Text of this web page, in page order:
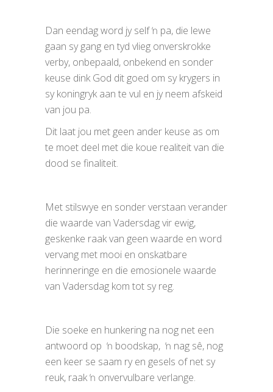
Dan eendag word jy self ŉ pa, die lewe
gaan sy gang en tyd vlieg onverskrokke
verby, onbepaald, onbekend en sonder
keuse dink God dit goed om sy krygers in
sy koningryk aan te vul en jy neem afskeid
van jou pa.
Dit laat jou met geen ander keuse as om
te moet deel met die koue realiteit van die
dood se finaliteit.
Met stilswye en sonder verstaan verander
die waarde van Vadersdag vir ewig,
geskenke raak van geen waarde en word
vervang met mooi en onskatbare
herinneringe en die emosionele waarde
van Vadersdag kom tot sy reg.
Die soeke en hunkering na nog net een
antwoord op ŉ boodskap, ŉ nag sê, nog
een keer se saam ry en gesels of net sy
reuk, raak ŉ onvervulbare verlange.